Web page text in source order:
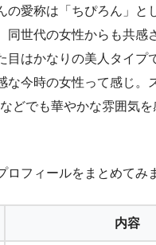
の愛称は「ちぴろん」と
同世代の女性からも共感
目はかなりの美人タイプ
な今時の女性って感じ。
どでも華やかな雰囲気
ロフィールをまとめてみ
内容